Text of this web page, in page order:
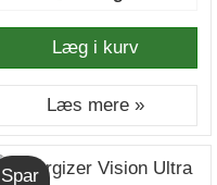
Læg i kurv
Læs mere »
Spar